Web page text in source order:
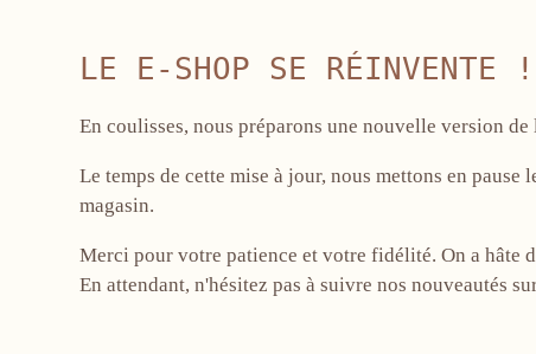
LE E-SHOP SE RÉINVENTE !
En coulisses, nous préparons une nouvelle version
Le temps de cette mise à jour, nous mettons en
magasin.
Merci pour votre patience et votre fidélité. On a hâte
En attendant, n'hésitez pas à suivre nos nouveautés